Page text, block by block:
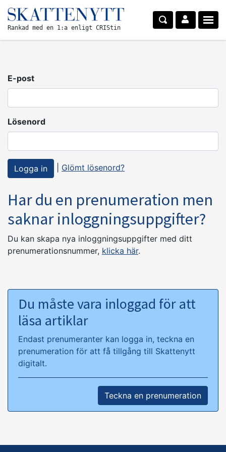
Rankad med en 1:a enligt CRIStin
E-post
Lösenord
Glömt lösenord?
Har du en prenumeration men
saknar inloggningsuppgifter?
Du kan skapa nya inloggningsuppgifter med ditt
prenumerationsnummer, klicka här.
Du måste vara inloggad för att
läsa artiklar
Endast prenumeranter kan logga in, teckna en
prenumeration för att få tillgång till Skattenytt
digitalt.
Teckna en prenumeration